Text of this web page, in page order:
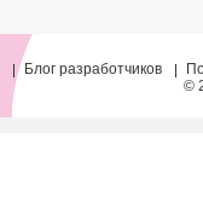
Блог разработчиков
©